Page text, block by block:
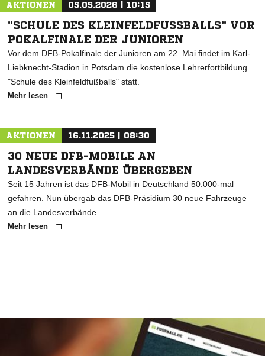
AKTIONEN 05.05.2026 | 10:15
"SCHULE DES KLEINFELDFUSSBALLS" VOR P
OKALFINALE DER JUNIOREN
Vor dem DFB-Pokalfinale der Junioren am 22. Mai findet im Karl-
Liebknecht-Stadion in Potsdam die kostenlose Lehrerfortbildung
"Schule des Kleinfeldfußballs" statt.
Mehr lesen
AKTIONEN 16.11.2025 | 08:30
30 NEUE DFB-MOBILE AN
LANDESVERBÄNDE ÜBERGEBEN
Seit 15 Jahren ist das DFB-Mobil in Deutschland 50.000-mal
gefahren. Nun übergab das DFB-Präsidium 30 neue Fahrzeuge
an die Landesverbände.
Mehr lesen